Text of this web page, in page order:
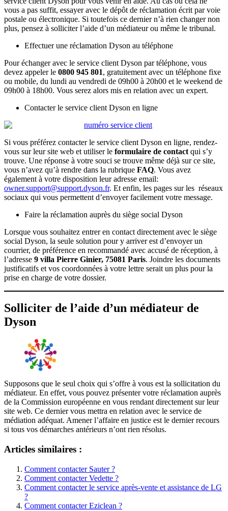
vous a pas suffit, essayer avec le dépôt de réclamation écrit par voie
postale ou électronique. Si toutefois ce dernier n’à rien changer non
plus, pensez à solliciter l’aide d’un médiateur ou même le tribunal.
Effectuer une réclamation Dyson au téléphone
Pour échanger avec le service client Dyson par téléphone, vous
devez appeler le 0800 945 801, gratuitement avec un téléphone fixe
ou mobile, du lundi au vendredi de 09h00 à 20h00 et le weekend de
09h00 à 18h00. Vous serez alors mis en relation avec un expert.
Contacter le service client Dyson en ligne
Si vous préférez contacter le service client Dyson en ligne, rendez-
vous sur leur site web et utiliser le formulaire de contact qui s’y
trouve. Une réponse à votre souci se trouve même déjà sur ce site,
vous n’avez qu’à rendre dans la rubrique FAQ. Vous avez
également à votre disposition leur adresse email:
owner.support@support.dyson.fr. Et enfin, les pages sur les réseaux
sociaux qui vous permettent d’envoyer facilement votre message.
Faire la réclamation auprès du siège social Dyson
Lorsque vous souhaitez entrer en contact directement avec le siège
social Dyson, la seule solution pour y arriver est d’envoyer un
courrier, de préférence en recommandé avec accusé de réception, à
l’adresse 9 villa Pierre Ginier, 75081 Paris. Joindre les documents
justificatifs et vos coordonnées à votre lettre serait un plus pour la
prise en charge de votre dossier.
Solliciter de l’aide d’un médiateur de
Dyson
Supposons que le seul choix qui s’offre à vous est la sollicitation du
médiateur. En effet, vous pouvez présenter votre réclamation auprès
de la Commission européenne en vous rendant directement sur leur
site web. Ce dernier vous mettra en relation avec le service de
médiation adéquat. Amener l’affaire en justice est le dernier recours
si tous vos démarches antérieurs n’ont rien résolus.
Articles similaires :
Comment contacter Sauter ?
Comment contacter Vedette ?
Comment contacter le service après-vente et assistance de LG
?
Comment contacter Eziclean ?